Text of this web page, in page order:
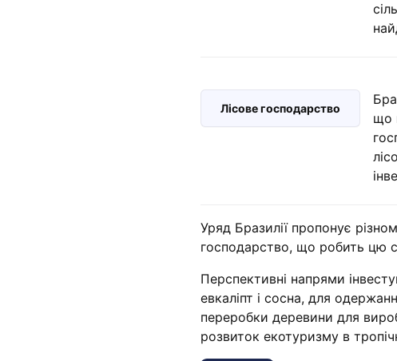
Лісове господарство
що
Уряд Бразилії пропонує
господарство, що робить цю
Перспективні напрями
евкаліпт і сосна, для
переробки деревини для
розвиток екотуризму в